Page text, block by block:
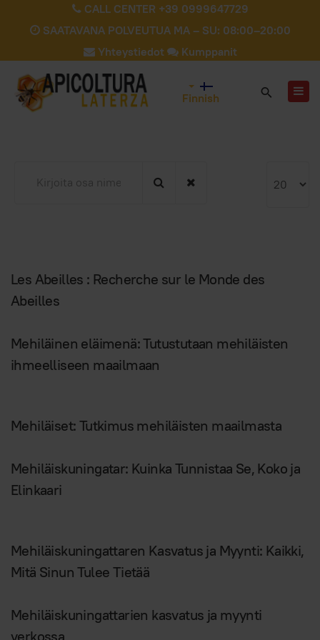
CALL CENTER +39 0999647729
SAATAVANA POLVEUTUA MA – SU: 08:00–20:00
Yhteystiedot
Kumppanit
Finnish
Les Abeilles : Recherche sur le Monde des
Abeilles
Mehiläinen eläimenä: Tutustutaan mehiläisten
ihmeelliseen maailmaan
Mehiläiset: Tutkimus mehiläisten maailmasta
Mehiläiskuningatar: Kuinka Tunnistaa Se, Koko ja
Elinkaari
Mehiläiskuningattaren Kasvatus ja Myynti: Kaikki,
Mitä Sinun Tulee Tietää
Mehiläiskuningattarien kasvatus ja myynti
verkossa